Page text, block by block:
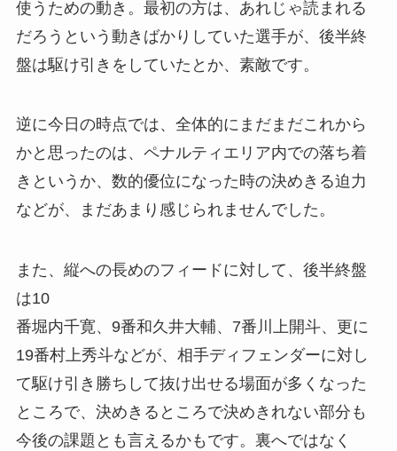
使うための動き。最初の方は、あれじゃ読まれる
だろうという動きばかりしていた選手が、後半終
盤は駆け引きをしていたとか、素敵です。
逆に今日の時点では、全体的にまだまだこれから
かと思ったのは、ペナルティエリア内での落ち着
きというか、数的優位になった時の決めきる迫力
などが、まだあまり感じられませんでした。
また、縦への長めのフィードに対して、後半終盤
は10
番堀内千寛、9番和久井大輔、7番川上開斗、更に
19番村上秀斗などが、相手ディフェンダーに対し
て駆け引き勝ちして抜け出せる場面が多くなった
ところで、決めきるところで決めきれない部分も
今後の課題とも言えるかもです。裏へではなく